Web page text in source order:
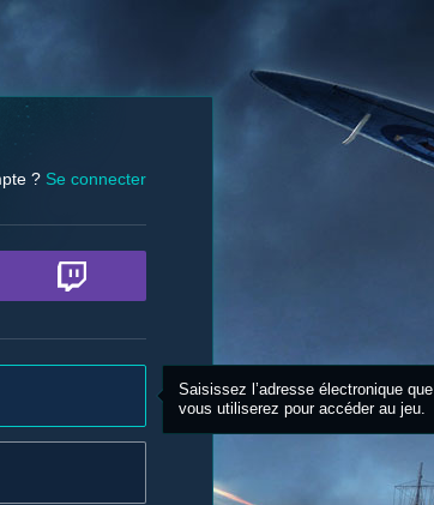
? Se connecter
Saisissez l’adresse électronique que
vous utiliserez pour accéder au jeu.